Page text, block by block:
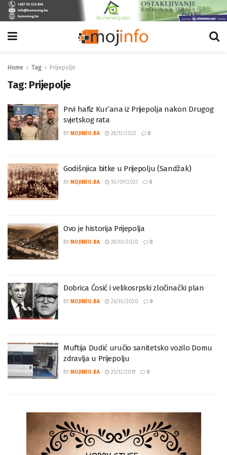
Home Tag Prijepolje
Tag: Prijepolje
Prvi hafiz Kur’ana iz Prijepolja nakon Drugog
svjetskog rata
BY MOJINFO.BA 28/12/2022 0
Godišnjica bitke u Prijepolju (Sandžak)
BY MOJINFO.BA 10/09/2021 0
Ovo je historija Prijepolja
BY MOJINFO.BA 28/10/2020 0
Dobrica Ćosić i velikosrpski zločinački plan
BY MOJINFO.BA 26/10/2020 0
Muftija Dudić uručio sanitetsko vozilo Domu
zdravlja u Prijepolju
BY MOJINFO.BA 25/12/2019 0